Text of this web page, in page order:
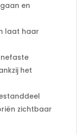
en
laat haar
het
zichtbaar